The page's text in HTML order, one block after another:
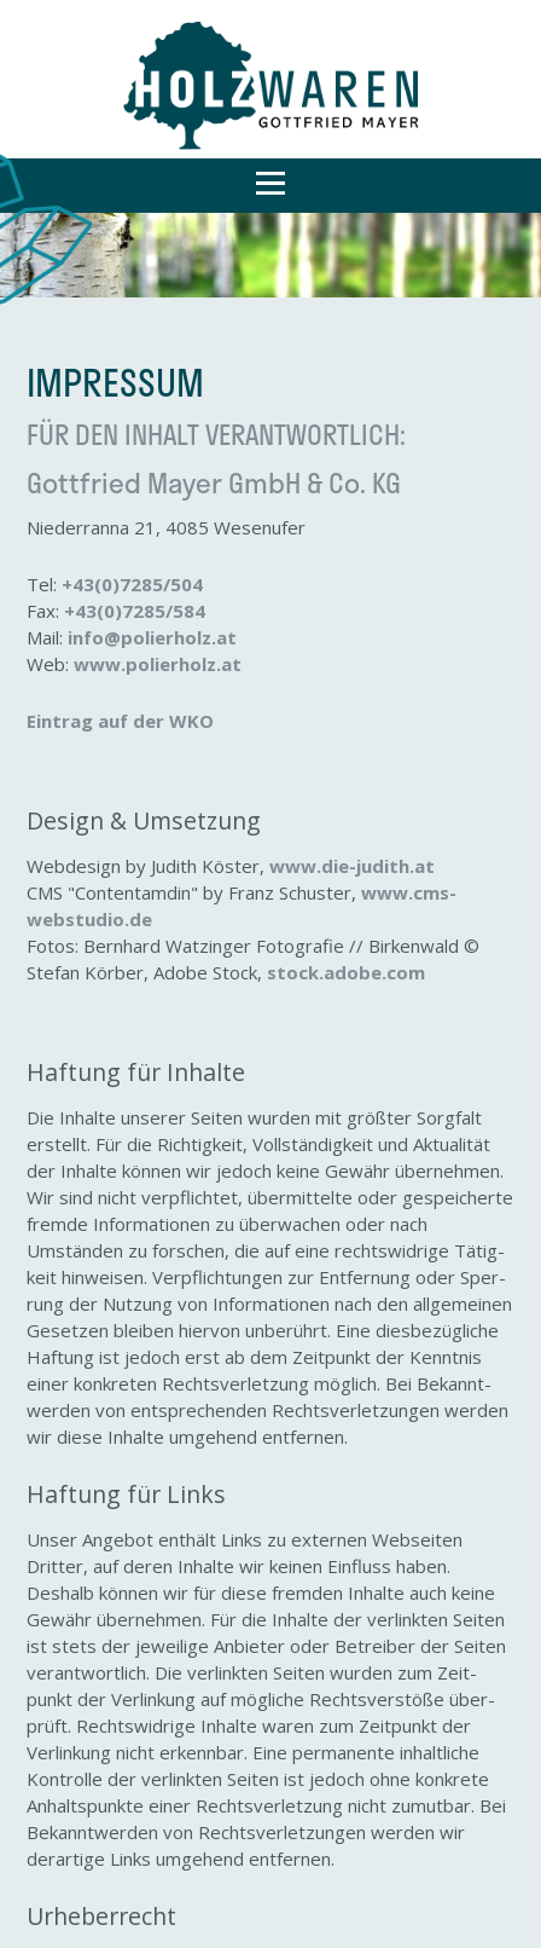
IMPRESSUM
FÜR DEN INHALT VERANT­WORT­LICH:
Gott­fried Mayer GmbH & Co. KG
Niederranna 21, 4085 Wesen­ufer
Tel: +43(0)7285/504
Fax: +43(0)7285/584
Mail: info@polier­holz.at
Web:www.polier­holz.at
Eintrag auf der WKO
Design & Umset­zung
Webde­sign by Judith Köster,www.die-​judith.at
CMS "Conten­tamdin" by Franz Schuster,www.cms-​
webstudio.de
Fotos: Bern­hard Watz­inger Foto­grafie // Birken­wald ©
Stefan Körber, Adobe Stock, stock.adobe.com
Haftung für Inhalte
Die Inhalte unserer Seiten wurden mit größter Sorg­falt
erstellt. Für die Rich­tig­keit, Voll­stän­dig­keit und Aktua­lität
der Inhalte können wir jedoch keine Gewähr über­nehmen.
Wir sind nicht verpflichtet, über­mit­telte oder gespei­cherte
fremde Infor­ma­tionen zu über­wa­chen oder nach
Umständen zu forschen, die auf eine rechts­wid­rige Tätig­
keit hinweisen. Verpflich­tungen zur Entfer­nung oder Sper­
rung der Nutzung von Infor­ma­tionen nach den allge­meinen
Gesetzen bleiben hiervon unbe­rührt. Eine dies­be­züg­liche
Haftung ist jedoch erst ab dem Zeit­punkt der Kenntnis
einer konkreten Rechts­ver­let­zung möglich. Bei Bekannt­
werden von entspre­chenden Rechts­ver­let­zungen werden
wir diese Inhalte umge­hend entfernen.
Haftung für Links
Unser Angebot enthält Links zu externen Webseiten
Dritter, auf deren Inhalte wir keinen Einfluss haben.
Deshalb können wir für diese fremden Inhalte auch keine
Gewähr über­nehmen. Für die Inhalte der verlinkten Seiten
ist stets der jewei­lige Anbieter oder Betreiber der Seiten
verant­wort­lich. Die verlinkten Seiten wurden zum Zeit­
punkt der Verlin­kung auf mögliche Rechts­ver­stöße über­
prüft. Rechts­wid­rige Inhalte waren zum Zeit­punkt der
Verlin­kung nicht erkennbar. Eine perma­nente inhalt­liche
Kontrolle der verlinkten Seiten ist jedoch ohne konkrete
Anhalts­punkte einer Rechts­ver­let­zung nicht zumutbar. Bei
Bekannt­werden von Rechts­ver­let­zungen werden wir
derar­tige Links umge­hend entfernen.
Urhe­ber­recht